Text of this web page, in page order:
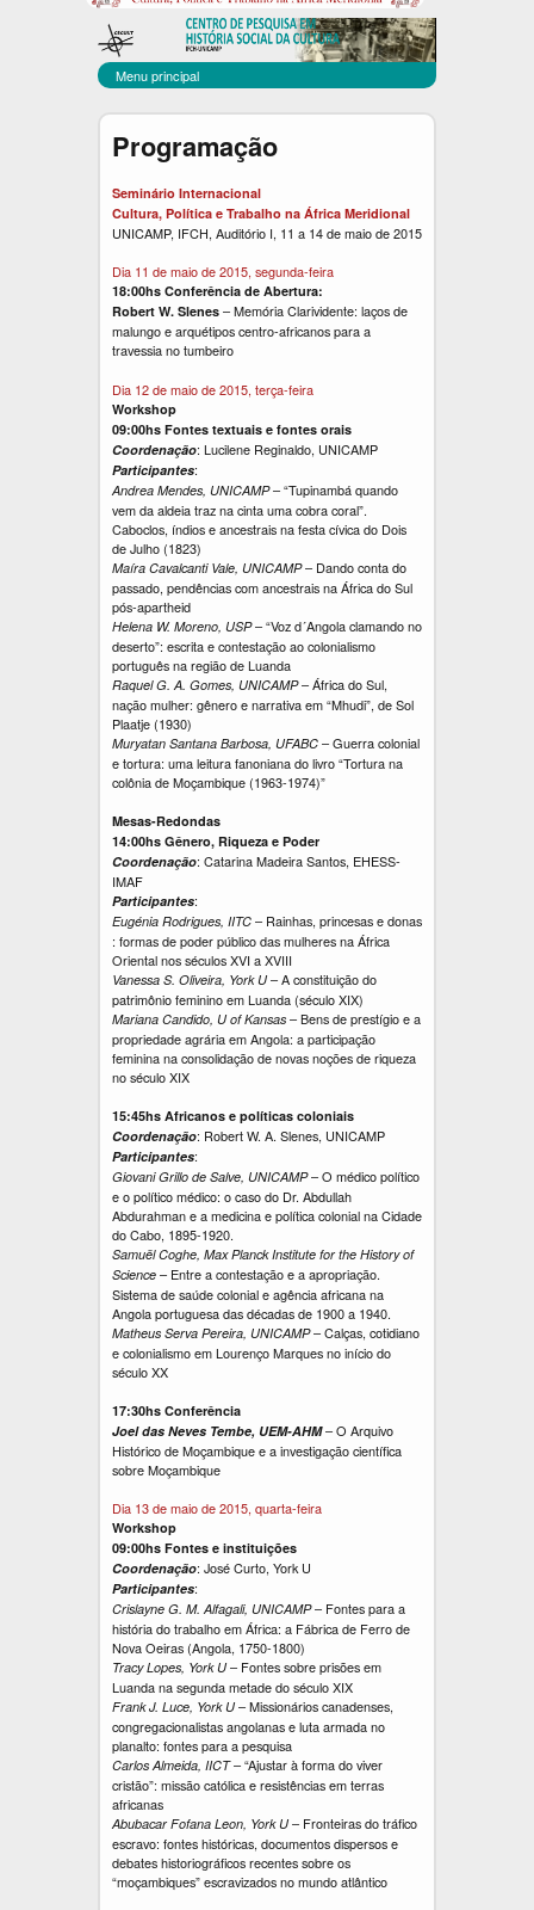
Pular
para
o
conteúdo
principal
C
E
C
U
T
Menu principal
Programação
Seminário Internacional
Cultura, Política e Trabalho na África Meridional
UNICAMP, IFCH, Auditório I, 11 a 14 de maio de 2015
Dia 11 de maio de 2015, segunda-feira
18:00hs Conferência de Abertura:
Robert W. Slenes – Memória Clarividente: laços de
malungo e arquétipos centro-africanos para a
travessia no tumbeiro
Dia 12 de maio de 2015, terça-feira
Workshop
09:00hs Fontes textuais e fontes orais
Coordenação: Lucilene Reginaldo, UNICAMP
Participantes:
Andrea Mendes, UNICAMP– “Tupinambá quando
vem da aldeia traz na cinta uma cobra coral”.
Caboclos, índios e ancestrais na festa cívica do Dois
de Julho (1823)
Maíra Cavalcanti Vale, UNICAMP– Dando conta do
passado, pendências com ancestrais na África do Sul
pós-apartheid
Helena W. Moreno, USP– “Voz d´Angola clamando no
deserto”: escrita e contestação ao colonialismo
português na região de Luanda
Raquel G. A. Gomes, UNICAMP– África do Sul,
nação mulher: gênero e narrativa em “Mhudi”, de Sol
Plaatje (1930)
Muryatan Santana Barbosa, UFABC – Guerra colonial
e tortura: uma leitura fanoniana do livro “Tortura na
colônia de Moçambique (1963-1974)”
Mesas-Redondas
14:00hs Gênero, Riqueza e Poder
Coordenação: Catarina Madeira Santos, EHESS-
IMAF
Participantes:
Eugénia Rodrigues, IITC – Rainhas, princesas e donas
: formas de poder público das mulheres na África
Oriental nos séculos XVI a XVIII
Vanessa S. Oliveira, York U – A constituição do
patrimônio feminino em Luanda (século XIX)
Mariana Candido, U of Kansas – Bens de prestígio e a
propriedade agrária em Angola: a participação
feminina na consolidação de novas noções de riqueza
no século XIX
15:45hs Africanos e políticas coloniais
Coordenação: Robert W. A. Slenes, UNICAMP
Participantes:
Giovani Grillo de Salve, UNICAMP– O médico político
e o político médico: o caso do Dr. Abdullah
Abdurahman e a medicina e política colonial na Cidade
do Cabo, 1895-1920.
Samuël Coghe, Max Planck Institute for the History of
Science – Entre a contestação e a apropriação.
Sistema de saúde colonial e agência africana na
Angola portuguesa das décadas de 1900 a 1940.
Matheus Serva Pereira, UNICAMP– Calças, cotidiano
e colonialismo em Lourenço Marques no início do
século XX
17:30hs Conferência
Joel das Neves Tembe, UEM-AHM– O Arquivo
Histórico de Moçambique e a investigação científica
sobre Moçambique
Dia 13 de maio de 2015, quarta-feira
Workshop
09:00hs Fontes e instituições
Coordenação: José Curto, York U
Participantes:
Crislayne G. M. Alfagali, UNICAMP– Fontes para a
história do trabalho em África: a Fábrica de Ferro de
Nova Oeiras (Angola, 1750-1800)
Tracy Lopes, York U – Fontes sobre prisões em
Luanda na segunda metade do século XIX
Frank J. Luce, York U – Missionários canadenses,
congregacionalistas angolanas e luta armada no
planalto: fontes para a pesquisa
Carlos Almeida, IICT– “Ajustar à forma do viver
cristão”: missão católica e resistências em terras
africanas
Abubacar Fofana Leon, York U – Fronteiras do tráfico
escravo: fontes históricas, documentos dispersos e
debates historiográficos recentes sobre os
“moçambiques” escravizados no mundo atlântico